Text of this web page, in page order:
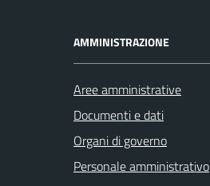
AMMINISTRAZIONE
Aree amministrative
Documenti e dati
Organi di governo
Personale amministrativo